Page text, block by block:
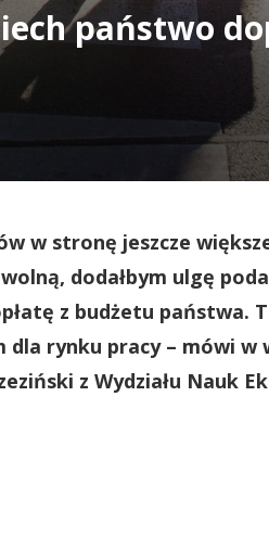
państwo
w stronę jeszcze
dodałbym ulgę
z budżetu państwa.
dla rynku pracy – mówi w
z Wydziału Nauk